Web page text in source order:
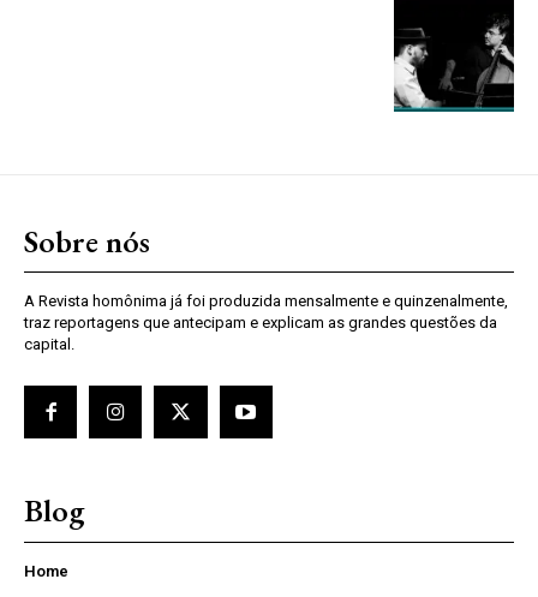
Sobre nós
A Revista homônima já foi produzida mensalmente e quinzenalmente,
traz reportagens que antecipam e explicam as grandes questões da
capital.
Blog
Home